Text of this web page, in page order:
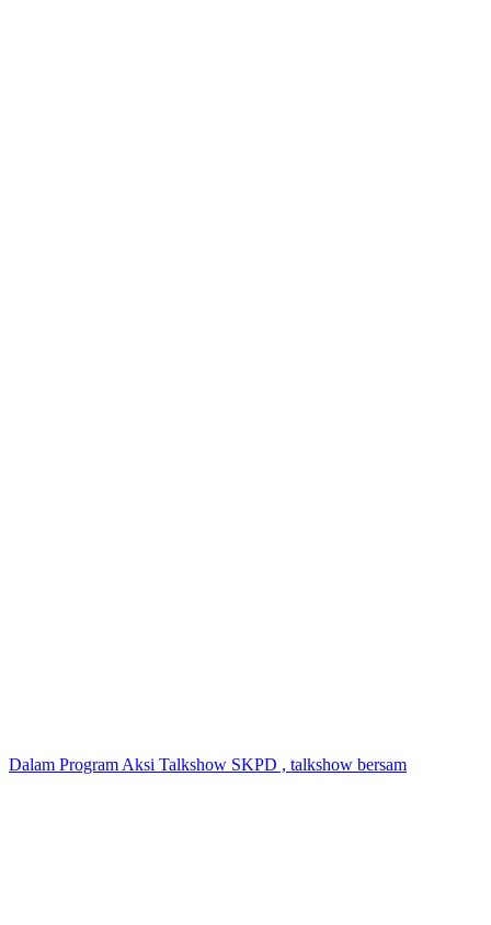
Dalam Program Aksi Talkshow SKPD , talkshow bersam